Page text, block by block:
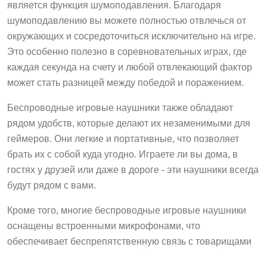
является функция шумоподавления. Благодаря
шумоподавлению вы можете полностью отвлечься от
окружающих и сосредоточиться исключительно на игре.
Это особенно полезно в соревновательных играх, где
каждая секунда на счету и любой отвлекающий фактор
может стать разницей между победой и поражением.
Беспроводные игровые наушники также обладают
рядом удобств, которые делают их незаменимыми для
геймеров. Они легкие и портативные, что позволяет
брать их с собой куда угодно. Играете ли вы дома, в
гостях у друзей или даже в дороге - эти наушники всегда
будут рядом с вами.
Кроме того, многие беспроводные игровые наушники
оснащены встроенными микрофонами, что
обеспечивает беспрепятственную связь с товарищами